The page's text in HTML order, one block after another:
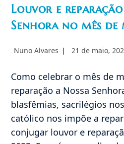
Louvor e
Senhora no mês de
Autor
Nuno Alvares
Post
21 de maio,
Como celebrar o mês de
reparação a Nossa
blasfêmias, sacrilégios
católico nos impõe a
conjugar louvor e